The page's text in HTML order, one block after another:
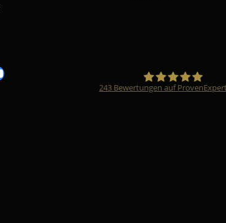
243 Bewertungen auf